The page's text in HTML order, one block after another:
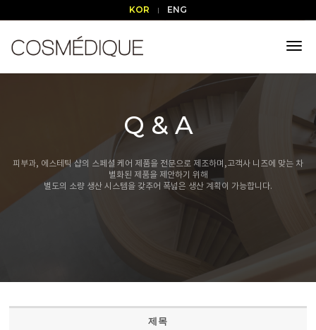
KOR ENG
Q & A
피부과, 에스테틱 샵의 스페셜 케어 제품을 전문으로 제조하며,고객사 니즈에 맞는 차
별화된 제품을 제안하기 위해
별도의 소량 생산 시스템을 갖추어 폭넓은 생산 계획이 가능합니다.
제목